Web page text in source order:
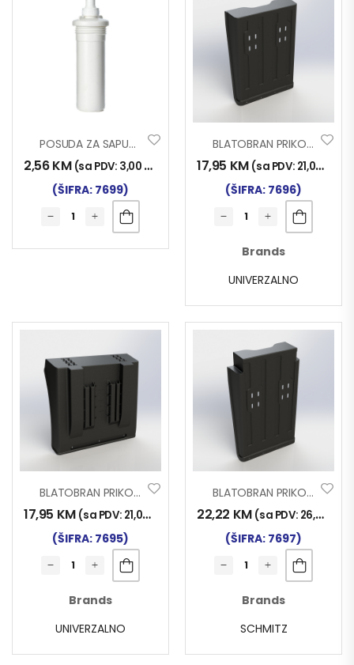
POSUDA ZA SAPUN NA KANISTERU ZA VODU
2,56KM (sa PDV: 3,00 KM
(ŠIFRA: 7699)
BLATOBRAN PRIKOLICA 450x640mm
17,95 KM (sa PDV: 21,00
(ŠIFRA: 7696)
Brands
UNIVERZALNO
BLATOBRAN PRIKOLICA 490x410mm
17,95 KM (sa PDV: 21,00
(ŠIFRA: 7695)
Brands
UNIVERZALNO
BLATOBRAN PRIKOLICA 450x735mm
22,22 KM (sa PDV: 26,00
(ŠIFRA: 7697)
Brands
SCHMITZ